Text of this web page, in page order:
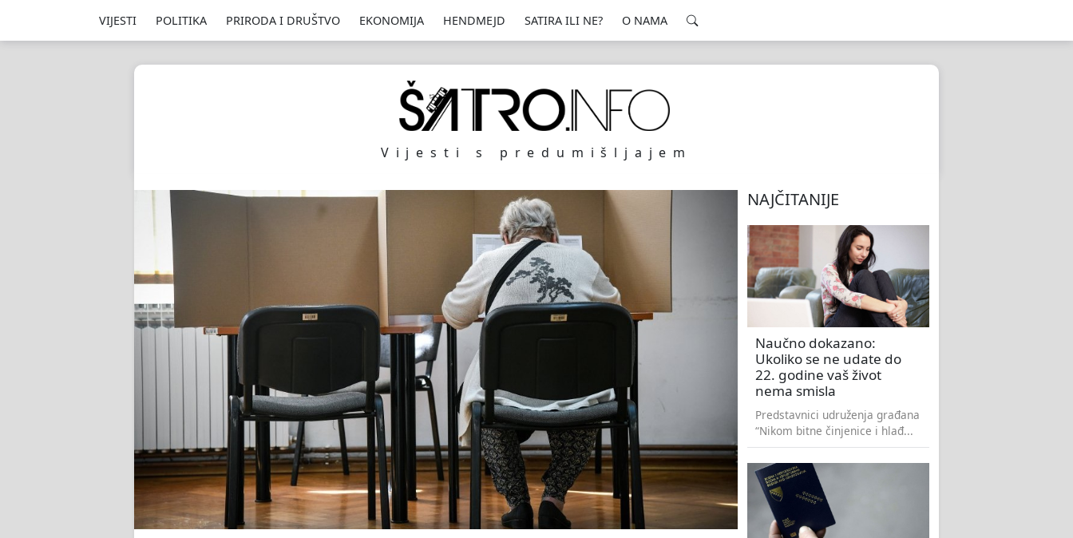
VIJESTI POLITIKA PRIRODA I DRUŠTVO EKONOMIJA HENDMEJD SATIRA ILI NE? O NAMA
Vijesti s predumišljajem
NAJČITANIJE
Naučno dokazano:
Ukoliko se ne udate do
22. godine vaš život
nema smisla
Predstavnici udruženja građana
“Nikom bitne činjenice i hlađ...